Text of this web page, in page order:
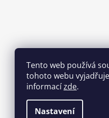
Tento web používá
tohoto webu
informacízde.
Nastavení
Facebook